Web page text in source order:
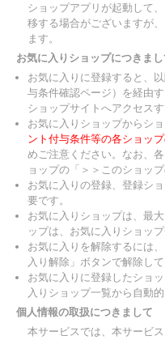
ショップアプリが起動して
移する場合がございますが
ます。
お気に入りショップにつきまし
お気に入りに登録すると、
与条件確認ページ）を経由
ショップサイトへアクセスす
お気に入りショップからシ
ント付与条件等の各ショッ
めご注意ください。なお、
ョップの「＞＞このショッ
お気に入りの登録、登録シ
要です。
お気に入りショップは、最
ップは、お気に入りショッ
お気に入りを解除するには
入り解除」ボタンで解除して
お気に入りに登録したショ
入りショップ一覧から自動的
個人情報の取扱につきまして
本サービスでは、本サービ